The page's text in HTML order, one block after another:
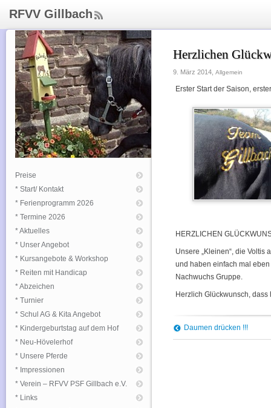
RFVV Gillbach
d
Rs
s
Herzlichen
9. März 2014, Allgemein
Erster Start der Saison,
HERZLICHEN
Unsere „Kleinen“, die Voltis
und haben einfach mal
Nachwuchs Gruppe.
Herzlich Glückwunsch,
Daumen drücken !!!
Preise
* Start/ Kontakt
* Ferienprogramm 2026
* Termine 2026
* Aktuelles
* Unser Angebot
* Kursangebote & Workshop
* Reiten mit Handicap
* Abzeichen
* Turnier
* Schul AG & Kita Angebot
* Kindergeburtstag auf dem Hof
* Neu-Hövelerhof
* Unsere Pferde
* Impressionen
* Verein – RFVV PSF Gillbach e.V.
* Links